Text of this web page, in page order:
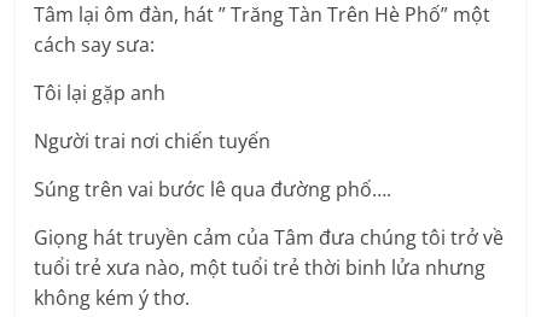
Tâm lại ôm đàn, hát ” Trăng Tàn Trên Hè Phố” một
cách say sưa:
Tôi lại gặp anh
Người trai nơi chiến tuyến
Súng trên vai bước lê qua đường phố….
Giọng hát truyền cảm của Tâm đưa chúng tôi trở về
tuổi trẻ xưa nào, một tuổi trẻ thời binh lửa nhưng
không kém ý thơ.